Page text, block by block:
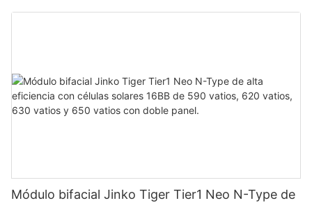
en paralelo para sistema fotovoltaico.
Módulo bifacial Jinko Tiger Tier1 Neo N-Type de